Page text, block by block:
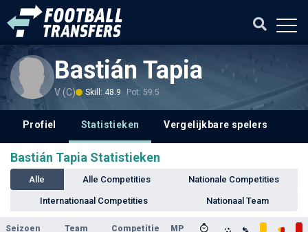
Bastián Tapia
V (C) Skill: 48.9 Pot: 59.5
Profiel Statistieken Vergelijkbare spelers
Bastián Tapia Statistieken
Alle Alle Competities Nationale Competities
Internationaal Competities Nationaal Team
Seizoen Team Competitie MP